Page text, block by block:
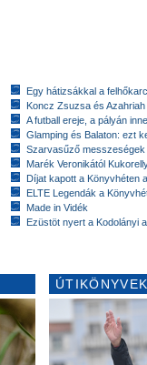
Egy hátizsákkal a
Koncz Zsuzsa és
A futball ereje, a pályán
Glamping és Balaton: ezt
Szarvasűző messzeségek
Marék Veronikától
Díjat kapott a Könyvhéten
ELTE Legendák a
Made in Vidék
Ezüstöt nyert a Kodolányi